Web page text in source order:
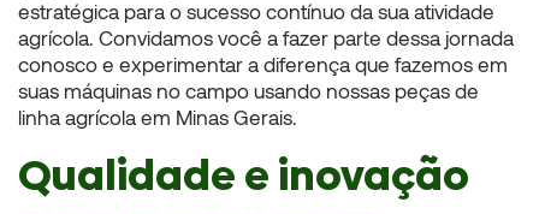
estratégica para o sucesso contínuo da sua atividade
agrícola. Convidamos você a fazer parte dessa jornada
conosco e experimentar a diferença que fazemos em
suas máquinas no campo usando nossas peças de
linha agrícola em Minas Gerais.
Qualidade e inovação